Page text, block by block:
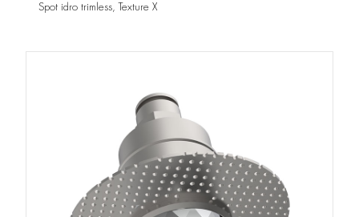
Spot idro trimless, Texture X